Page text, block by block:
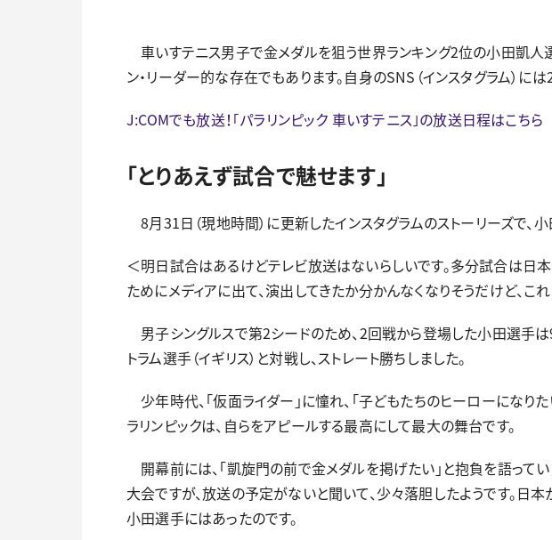
車いすテニス男子で金メダルを狙う世界ランキング2位の小田凱人
ン・リーダー的な存在でもあります。自身のSNS（インスタグラム）に
J:COMでも放送！｢パラリンピック 車いすテニス｣の放送日程はこちら
「とりあえず試合で魅せます」
8月31日（現地時間）に更新したインスタグラムのストーリーズで、
＜明日試合はあるけどテレビ放送はないらしいです。多分試合は日
ためにメディアに出て、演出してきたか分かんなくなりそうだけど、こ
男子シングルスで第2シードのため、2回戦から登場した小田選手
トラム選手（イギリス）と対戦し、ストレート勝ちしました。
少年時代、「仮面ライダー」に憧れ、「子どもたちのヒーローになり
ラリンピックは、自らをアピールする最高にして最大の舞台です。
開幕前には、「凱旋門の前で金メダルを掲げたい」と抱負を語って
大会ですが、放送の予定がないと聞いて、少々落胆したようです。日
小田選手にはあったのです。